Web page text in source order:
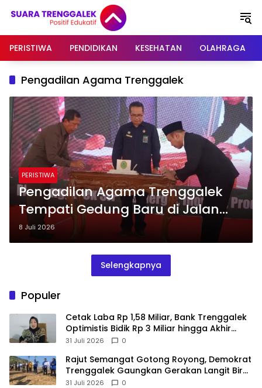
PERISTIWA
PENDIDIKAN KESEHATAN OLAHRAGA
Pengadilan Agama Trenggalek
PERISTIWA
Pengadilan Agama Trenggalek
Tempati Gedung Baru di Jalan
Brigjen Soetran
8 Juli 2026
Selengkapnya
Populer
Cetak Laba Rp 1,58 Miliar, Bank Trenggalek
Optimistis Bidik Rp 3 Miliar hingga Akhir
Tahun
31 Juli 2026 0
​Rajut Semangat Gotong Royong, Demokrat
Trenggalek Gaungkan Gerakan Langit Biru
di Pantai Konang
31 Juli 2026 0